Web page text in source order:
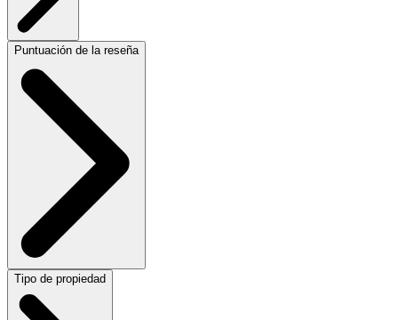
Puntuación de la reseña
Tipo de propiedad